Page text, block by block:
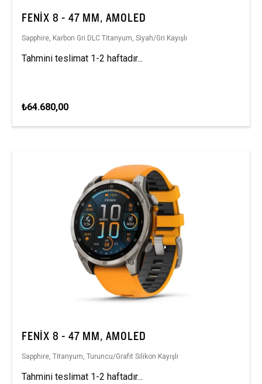
FENIX 8 - 47 MM, AMOLED
Sapphire, Karbon Gri DLC Titanyum, Siyah/Gri Kayışlı
Tahmini teslimat 1-2 haftadır...
₺64.680,00
FENIX 8 - 47 MM, AMOLED
Sapphire, Titanyum, Turuncu/Grafit Silikon Kayışlı
Tahmini teslimat 1-2 haftadır...